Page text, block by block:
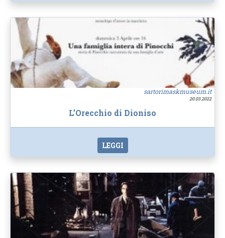
sartorimaskmuseum.it
20.03.2022
L’Orecchio di Dioniso
LEGGI